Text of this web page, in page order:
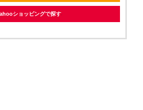
ショッピングで探す